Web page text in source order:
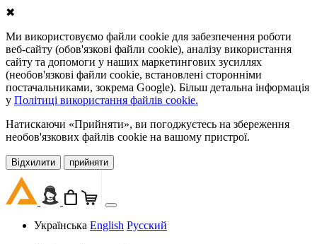
✖
Ми використовуємо файли cookie для забезпечення роботи
веб-сайту (обов'язкові файли cookie), аналізу використання
сайту та допомоги у наших маркетингових зусиллях
(необов'язкові файли cookie, встановлені сторонніми
постачальниками, зокрема Google). Більш детальна інформація
у Політиці використання файлів cookie.
Натискаючи «Прийняти», ви погоджуєтесь на збереження
необов'язкових файлів cookie на вашому пристрої.
Відхилити прийняти
Українська English Русский